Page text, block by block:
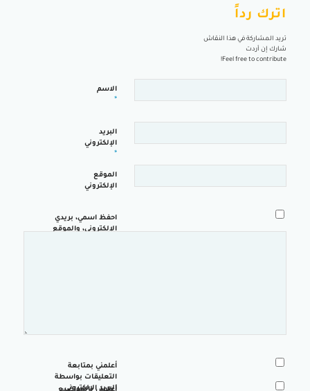
اترك رداً
تريد المشاركة في هذا النقاش
شارك إن أردت
Feel free to contribute!
الاسم
*
البريد
الإلكتروني
*
الموقع
الإلكتروني
احفظ اسمي، بريدي
الإلكتروني، والموقع
أعلمني بمتابعة
التعليقات بواسطة
البريد الإلكتروني.